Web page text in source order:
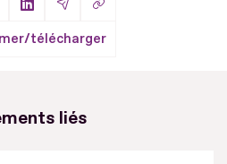
sur Facebook
sur X
Partager sur LinkedIn
Partager par Email
Copier le lien
télécharger
liés